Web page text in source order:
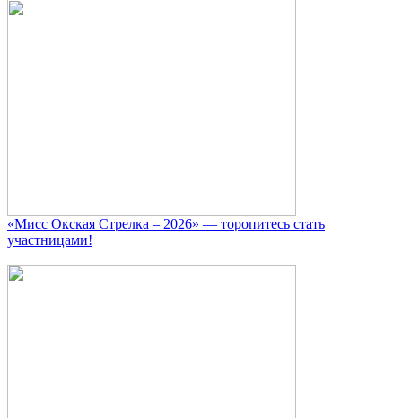
«Мисс Окская Стрелка – 2026» — торопитесь стать
участницами!